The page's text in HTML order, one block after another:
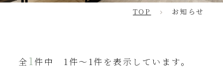
TOP お知らせ
全 1件中 1件～1件を表示しています。